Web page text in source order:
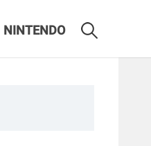
NINTENDO